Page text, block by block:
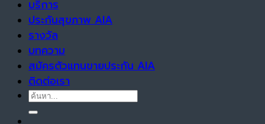
บริการ
ประกันสุขภาพ AIA
รางวัล
บทความ
สมัครตัวแทนขายประกัน AIA
ติดต่อเรา